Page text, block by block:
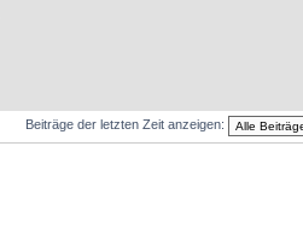
Beiträge der letzten Zeit anzeigen: